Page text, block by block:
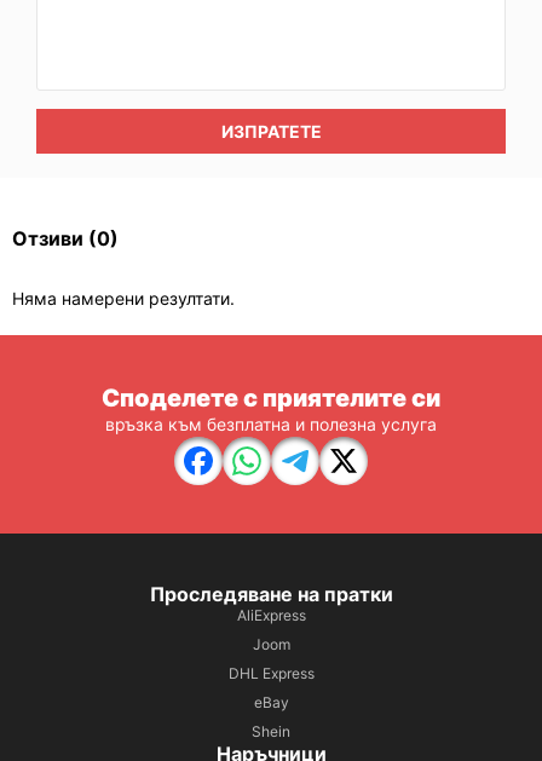
ИЗПРАТЕТЕ
Отзиви (0)
Няма намерени резултати.
Споделете с приятелите си
връзка към безплатна и полезна услуга
Проследяване на пратки
AliExpress
Joom
DHL Express
eBay
Shein
Наръчници